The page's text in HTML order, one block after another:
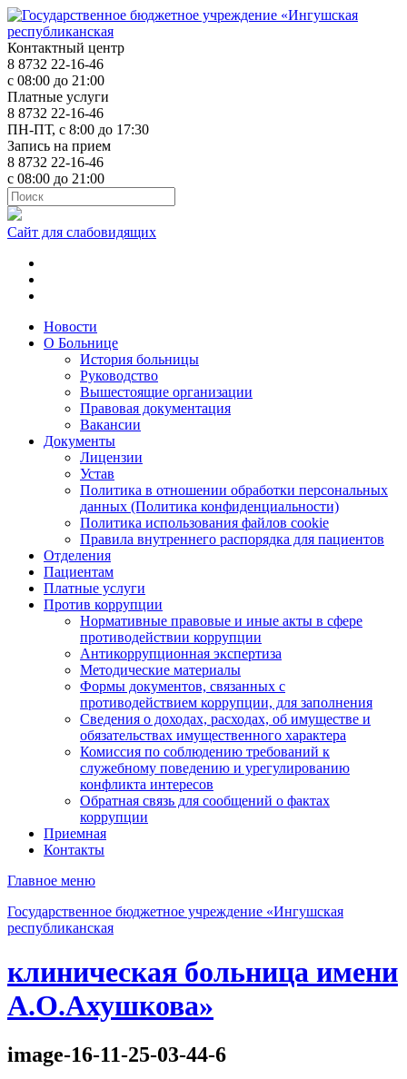
Контактный центр
8 8732 22-16-46
с 08:00 до 21:00
Платные услуги
8 8732 22-16-46
ПН-ПТ, с 8:00 до 17:30
Запись на прием
8 8732 22-16-46
с 08:00 до 21:00
Сайт для слабовидящих
Новости
О Больнице
История больницы
Руководство
Вышестоящие организации
Правовая документация
Вакансии
Документы
Лицензии
Устав
Политика в отношении обработки персональных
данных (Политика конфиденциальности)
Политика использования файлов cookie
Правила внутреннего распорядка для пациентов
Отделения
Пациентам
Платные услуги
Против коррупции
Нормативные правовые и иные акты в сфере
противодействии коррупции
Антикоррупционная экспертиза
Методические материалы
Формы документов, связанных с
противодействием коррупции, для заполнения
Сведения о доходах, расходах, об имуществе и
обязательствах имущественного характера
Комиссия по соблюдению требований к
служебному поведению и урегулированию
конфликта интересов
Обратная связь для сообщений о фактах
коррупции
Приемная
Контакты
Главное меню
Государственное бюджетное учреждение «Ингушская
республиканская
клиническая больница имени
А.О.Ахушкова»
image-16-11-25-03-44-6